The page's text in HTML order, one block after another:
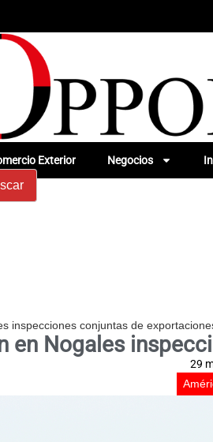
Exterior Negocios
inspecciones conjuntas de
en Nogales
29